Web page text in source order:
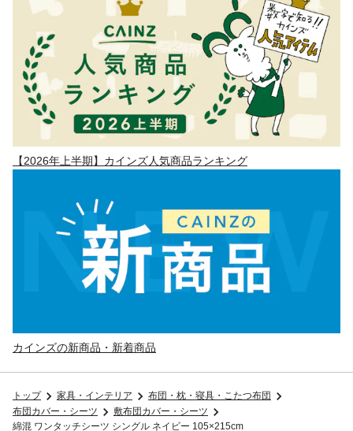
【2026年上半期】カインズ人気商品ランキング
カインズの新商品・新着商品
トップ 家具・インテリア
布団・枕・寝具・こたつ布団
布団カバー・シーツ
敷布団カバー・シーツ
綿混 ワンタッチシーツ シングル ネイビー 105×215cm